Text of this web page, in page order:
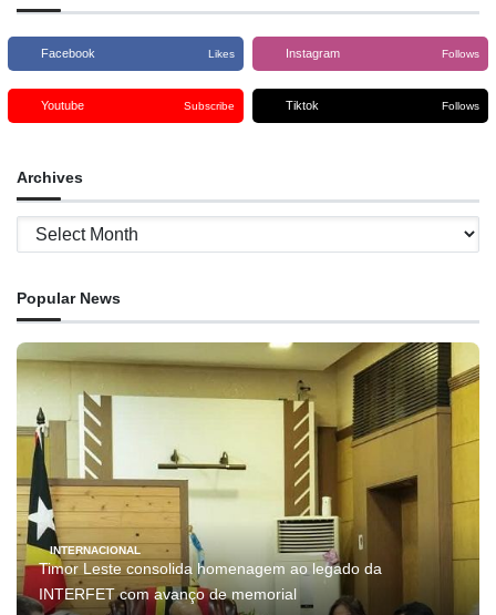
Facebook Likes Instagram Follows
Youtube Subscribe Tiktok Follows
Archives
Archives
Popular News
INTERNACIONAL
Timor Leste consolida homenagem ao legado da
INTERFET com avanço de memorial